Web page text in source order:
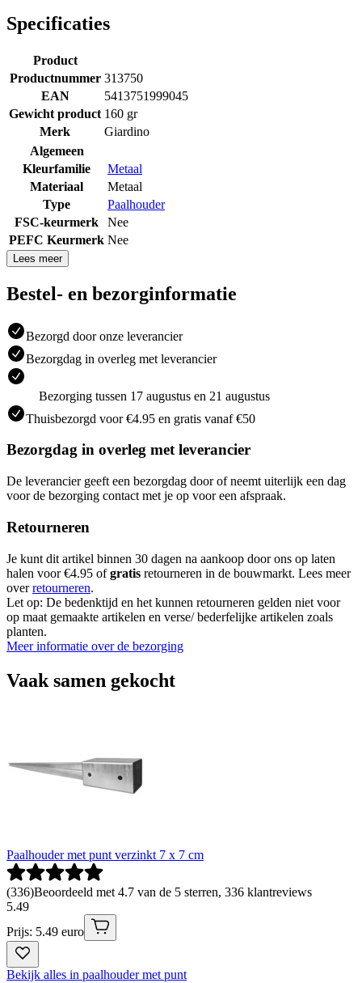
Specificaties
Product
Productnummer 313750
EAN
5413751999045
Gewicht product 160 gr
Merk
Giardino
Algemeen
Kleurfamilie
Metaal
Materiaal
Metaal
Type
Paalhouder
FSC-keurmerk
Nee
PEFC Keurmerk Nee
Lees meer
Bestel- en bezorginformatie
Bezorgd door onze leverancier
Bezorgdag in overleg met leverancier
Bezorging tussen 17 augustus en 21 augustus
Thuisbezorgd voor €4.95 en gratis vanaf €50
Bezorgdag in overleg met leverancier
De leverancier geeft een bezorgdag door of neemt uiterlijk een dag
voor de bezorging contact met je op voor een afspraak.
Retourneren
Je kunt dit artikel binnen 30 dagen na aankoop door ons op laten
halen voor €4.95 ofgratis retourneren in de bouwmarkt. Lees meer
overretourneren.
Let op: De bedenktijd en het kunnen retourneren gelden niet voor
op maat gemaakte artikelen en verse/ bederfelijke artikelen zoals
planten.
Meer informatie over de bezorging
Vaak samen gekocht
Paalhouder met punt verzinkt 7 x 7 cm
(336)Beoordeeld met 4.7 van de 5 sterren, 336 klantreviews
5.49
Prijs: 5.49 euro
Bekijk alles in paalhouder met punt